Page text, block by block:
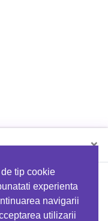
tip cookie
experienta
navigarii
utilizarii
×